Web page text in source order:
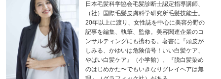
日本毛髪科学協会毛髪診断士認定指導講師、
（社）国際毛髪皮膚科学研究所毛髪技能士。
20年以上に渡り、女性誌を中心に美容分野の
記事を編集、執筆、監修。美容関連企業のコ
ンサルティングにも携わる。著書に『頭皮が
しみる、かゆいは危険信号！いい白髪ケア、
やばい白髪ケア』（小学館）、『脱白髪染め
のはじめかた〜でもいきなりグレイヘアは無